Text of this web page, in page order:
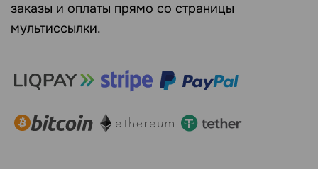
заказы и оплаты прямо со страницы
мультиссылки.